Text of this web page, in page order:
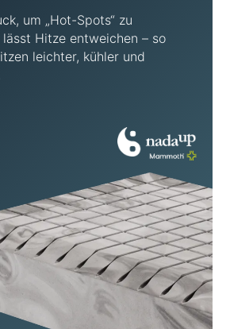
um „Hot-Spots“ zu
Hitze entweichen – so
leichter, kühler und